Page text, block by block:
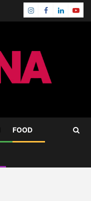
Instagram
Facebook
Linkedin
FOOD